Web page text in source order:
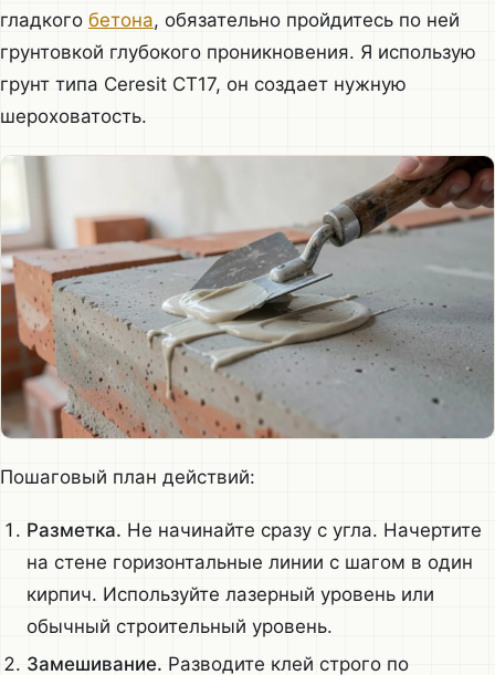
гладкого бетона, обязательно пройдитесь по ней
грунтовкой глубокого проникновения. Я использую
грунт типа Ceresit CT17, он создает нужную
шероховатость.
Пошаговый план действий:
Разметка. Не начинайте сразу с угла. Начертите
на стене горизонтальные линии с шагом в один
кирпич. Используйте лазерный уровень или
обычный строительный уровень.
Замешивание. Разводите клей строго по